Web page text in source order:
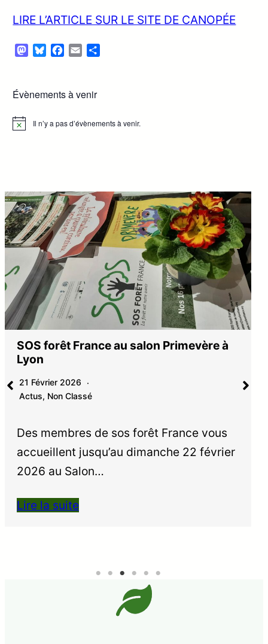
LIRE L’ARTICLE SUR LE SITE DE CANOPÉE
Mastodon
BlueskyFacebook
Email
Évènements à venir
Notice Il n’y a pas d’évènements à venir.
SOS forêt France au salon Primevère à
Lyon
21 Février 2026
Actus, Non Classé
Des membres de sos forêt France vous
accueillent jusqu’au dimanche 22 février
2026 au Salon…
Lire la suite